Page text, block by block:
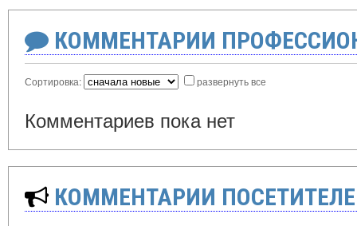
КОММЕНТАРИИ
Сортировка: развернуть все
Комментариев пока нет
КОММЕНТАРИИ